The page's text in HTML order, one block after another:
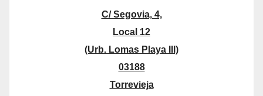
C/ Segovia, 4,
Local 12
(Urb. Lomas Playa III)
03188
Torrevieja